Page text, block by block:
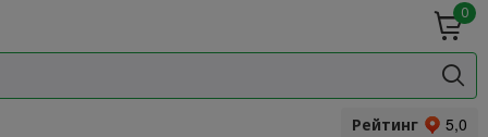
0
прянности
Рейтинг